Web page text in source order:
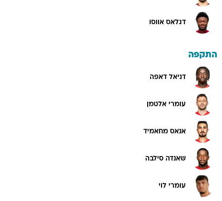
דגלאס אווסו
התקפה
דניאל דאפה
עומרי אלטמן
אנאס מחאמיד
שאנדה סילבה
עומרי לוי